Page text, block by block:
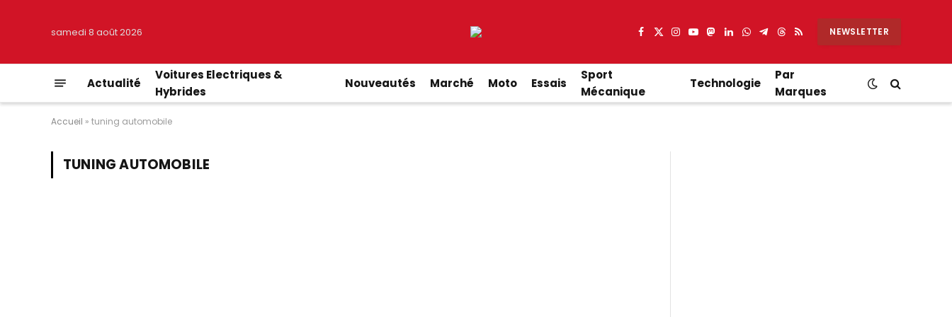
samedi 8 août 2026 Facebook
X
Instagram
YouTube
Mastodon
LinkedIn
WhatsApp
Partager
Telegram
Threads
RSS NEWSLETTER
Actualité
Voitures Electriques &
Hybrides
Nouveautés Marché Moto Essais
Sport
Mécanique
Technologie
Par
Marques
Accueil » tuning automobile
TUNING AUTOMOBILE